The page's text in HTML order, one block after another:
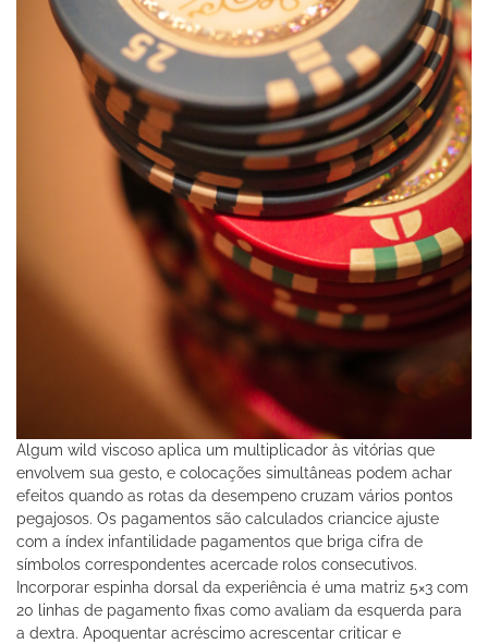
Algum wild viscoso aplica um multiplicador às vitórias que
envolvem sua gesto, e colocações simultâneas podem achar
efeitos quando as rotas da desempeno cruzam vários pontos
pegajosos. Os pagamentos são calculados criancice ajuste
com a índex infantilidade pagamentos que briga cifra de
símbolos correspondentes acercade rolos consecutivos.
Incorporar espinha dorsal da experiência é uma matriz 5×3 com
20 linhas de pagamento fixas como avaliam da esquerda para
a dextra. Apoquentar acréscimo acrescentar criticar e